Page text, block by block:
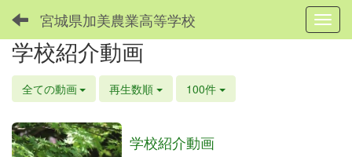
宮城県加美農業高等学校
学校紹介動画
全ての動画 再生数順 100件
学校紹介動画